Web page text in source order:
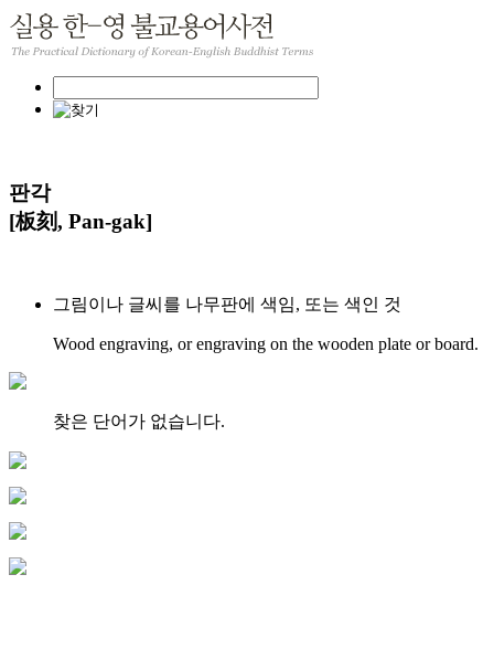
판각
[板刻, Pan-gak]
그림이나 글씨를 나무판에 색임, 또는 색인 것
Wood engraving, or engraving on the wooden plate or board.
찾은 단어가 없습니다.